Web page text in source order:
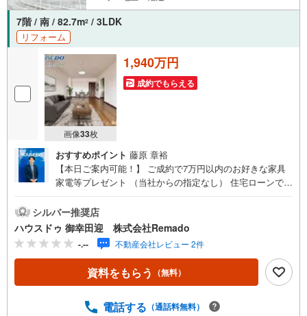
7階 / 南 / 82.7m2 / 3LDK
リフォーム
画像33枚
1,940万円
成約でもらえる
おすすめポイント 藤原 章裕
【本日ご案内可能！】 ご成約で7万円以内のお好きな家具
家電等プレゼント （当社からの指定なし） 住宅ローンで
【九州No.1の実績】「どこで買うか」で、不動産購入の満
足度は変わります家探しは、物件探し以上に「パートナー
選び」が重要！熊本エリアを知り尽くした私たちが、物件
探しから資金計画、引き渡しまでトータルサポートします
【購入総額の限界へ挑戦】売主様への価格交渉も弊社の得
意分野です！さらにオプション費用（エアコン、網戸、太
円以上差が出ることも もっと安く買えるのでは？そんな悩
シルバー推奨店
ハウスドゥ 御幸田迎 株式会社Remado
-.-- 不動産会社レビュー 2件
資料をもらう （無料）
電話する （通話料無料）